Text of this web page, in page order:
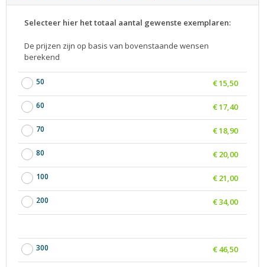
Selecteer hier het totaal aantal gewenste exemplaren:
De prijzen zijn op basis van bovenstaande wensen
berekend
50
60
70
80
100
200
€ 15,50
€ 17,40
€ 18,90
€ 20,00
€ 21,00
€ 34,00
300 € 46,50